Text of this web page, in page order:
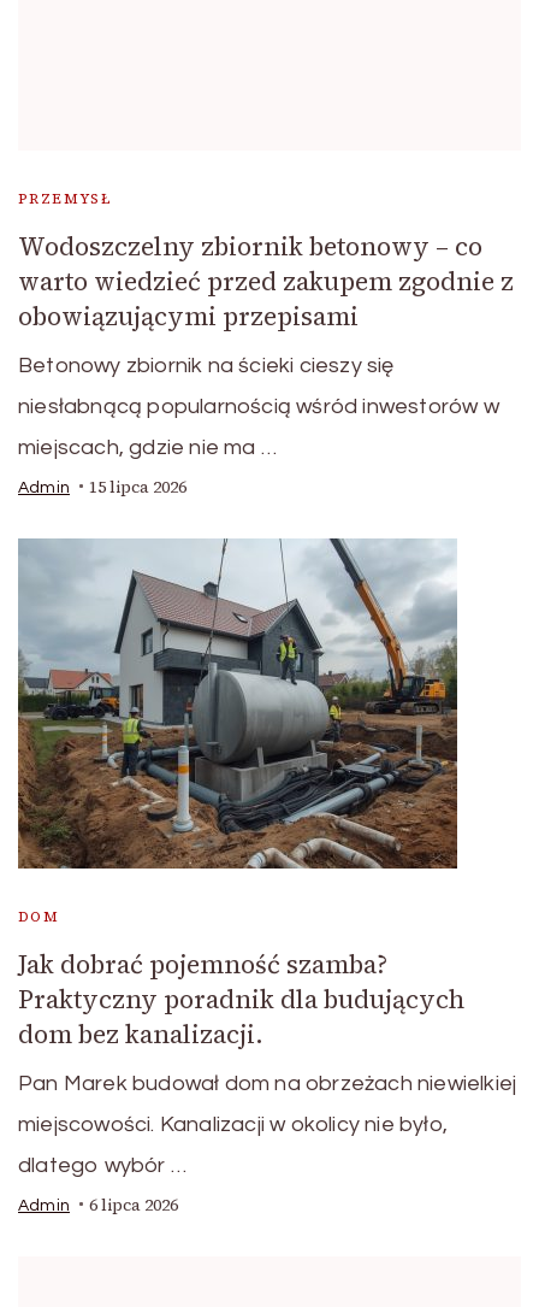
PRZEMYSŁ
Wodoszczelny zbiornik betonowy – co
warto wiedzieć przed zakupem zgodnie z
obowiązującymi przepisami
Betonowy zbiornik na ścieki cieszy się
niesłabnącą popularnością wśród inwestorów w
miejscach, gdzie nie ma …
Admin 15 lipca 2026
DOM
Jak dobrać pojemność szamba?
Praktyczny poradnik dla budujących
dom bez kanalizacji.
Pan Marek budował dom na obrzeżach niewielkiej
miejscowości. Kanalizacji w okolicy nie było,
dlatego wybór …
Admin 6 lipca 2026